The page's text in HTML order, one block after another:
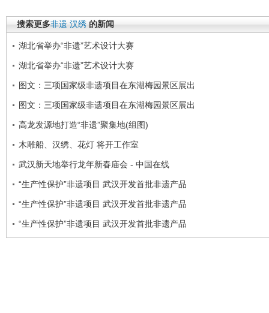
搜索更多非遗 汉绣 的新闻
湖北省举办“非遗”艺术设计大赛
湖北省举办“非遗”艺术设计大赛
图文：三项国家级非遗项目在东湖梅园景区展出
图文：三项国家级非遗项目在东湖梅园景区展出
高龙发源地打造“非遗”聚集地(组图)
木雕船、汉绣、花灯 将开工作室
武汉新天地举行龙年新春庙会 - 中国在线
“生产性保护”非遗项目 武汉开发首批非遗产品
“生产性保护”非遗项目 武汉开发首批非遗产品
“生产性保护”非遗项目 武汉开发首批非遗产品